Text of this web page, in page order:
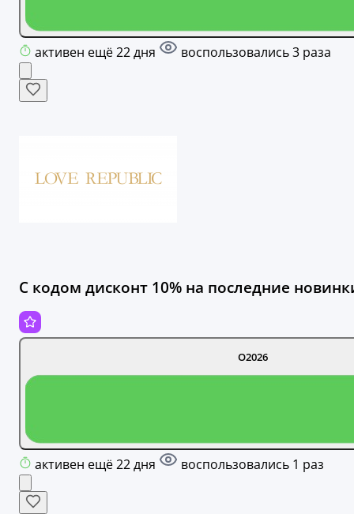
активен ещё 22 дня воспользовались 3 раза
С кодом дисконт 10% на последние
О2026
активен ещё 22 дня воспользовались 1 раз